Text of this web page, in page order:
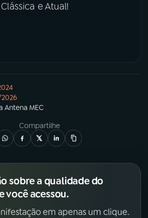
e Atual!
Antena MEC
Compartilhe
sobre a qualidade do
você acessou.
em apenas um clique.